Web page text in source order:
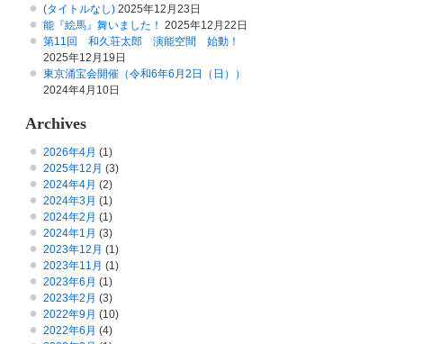
(タイトルなし) 2025年12月23日
能『絵馬』舞いました！ 2025年12月22日
第11回 和久荘太郎 演能空間 始動！
2025年12月19日
東京涌宝会開催（令和6年6月2日（日））
2024年4月10日
Archives
2026年4月 (1)
2025年12月 (3)
2024年4月 (2)
2024年3月 (1)
2024年2月 (1)
2024年1月 (3)
2023年12月 (1)
2023年11月 (1)
2023年6月 (1)
2023年2月 (3)
2022年9月 (10)
2022年6月 (4)